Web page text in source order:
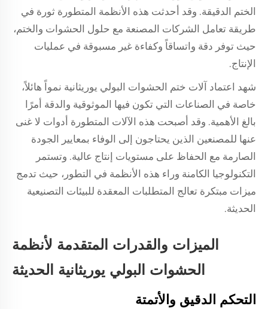
الختم الدقيقة. وقد أحدثت هذه الأنظمة المتطورة ثورة في
طريقة تعامل الشركات المصنعة مع حلول الحشوات والختم،
حيث توفر دقة واتساقاً وكفاءة غير مسبوقة في عمليات
الإنتاج.
شهد اعتماد آلات ختم الحشوات البولي يوريثانية نمواً هائلاً،
خاصة في الصناعات التي تكون فيها الموثوقية والدقة أمرًا
بالغ الأهمية. وقد أصبحت هذه الآلات المتطورة أدوات لا غنى
عنها للمصنعين الذين يحتاجون إلى الوفاء بمعايير الجودة
الصارمة مع الحفاظ على مستويات إنتاج عالية. وتستمر
التكنولوجيا الكامنة وراء هذه الأنظمة في التطور، حيث تدمج
ميزات مبتكرة تعالج المتطلبات المعقدة للبيئات التصنيعية
الحديثة.
الميزات والقدرات المتقدمة لأنظمة
الحشوات البولي يوريثانية الحديثة
التحكم الدقيق والأتمتة